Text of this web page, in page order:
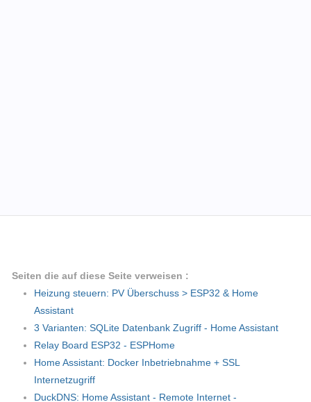
Seiten die auf diese Seite verweisen :
Heizung steuern: PV Überschuss > ESP32 & Home
Assistant
3 Varianten: SQLite Datenbank Zugriff - Home Assistant
Relay Board ESP32 - ESPHome
Home Assistant: Docker Inbetriebnahme + SSL
Internetzugriff
DuckDNS: Home Assistant - Remote Internet -